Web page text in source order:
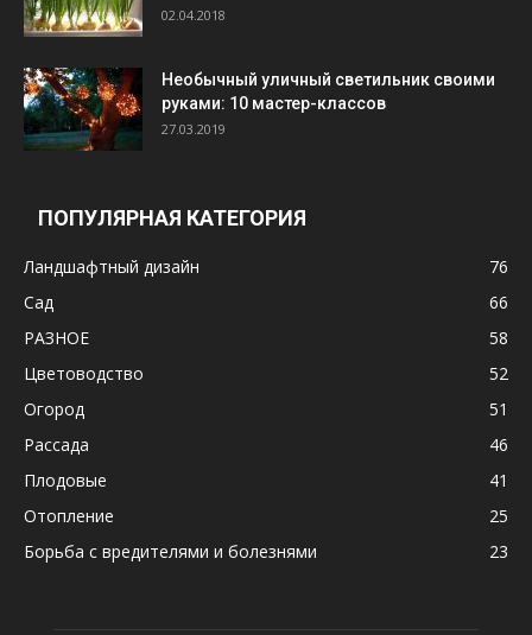
02.04.2018
Необычный уличный светильник своими
руками: 10 мастер-классов
27.03.2019
ПОПУЛЯРНАЯ КАТЕГОРИЯ
Ландшафтный дизайн
76
Сад
66
РАЗНОЕ
58
Цветоводство
52
Огород
51
Рассада
46
Плодовые
41
Отопление
25
Борьба с вредителями и болезнями
23